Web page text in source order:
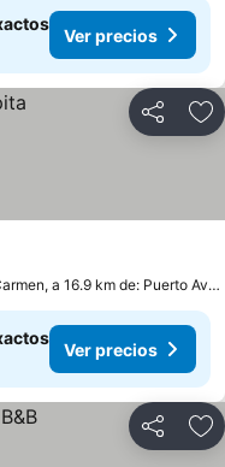
Ver precios
Compartir
Playa del Carmen, a 16.9 km de: Puerto Aventuras
Ver precios
Compartir